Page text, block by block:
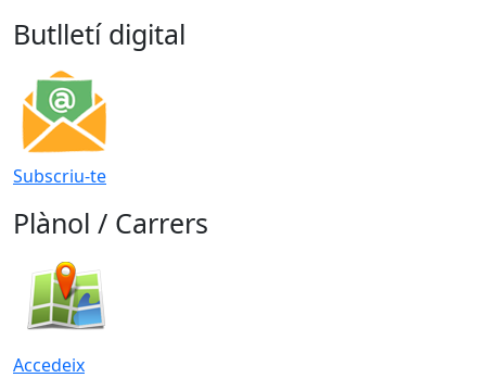
Butlletí digital
Subscriu-te
Plànol / Carrers
Accedeix